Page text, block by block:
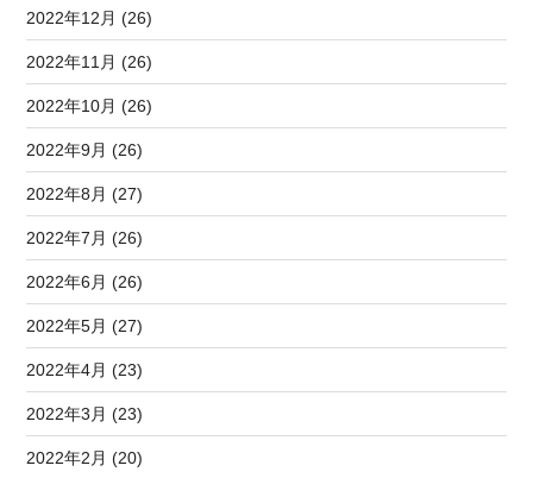
2022年12月 (26)
2022年11月 (26)
2022年10月 (26)
2022年9月 (26)
2022年8月 (27)
2022年7月 (26)
2022年6月 (26)
2022年5月 (27)
2022年4月 (23)
2022年3月 (23)
2022年2月 (20)